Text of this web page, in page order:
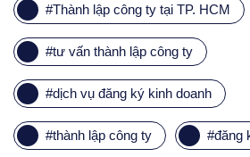
#Thành lập công ty tại TP. HCM
#tư vấn thành lập công ty
#dịch vụ đăng ký kinh doanh
#thành lập công ty #đăng